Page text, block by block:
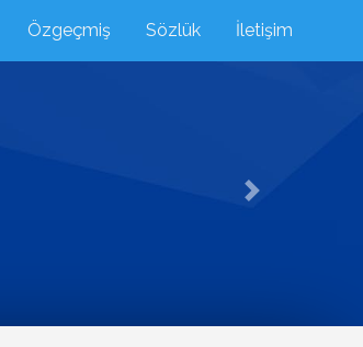
Özgeçmiş Sözlük İletişim